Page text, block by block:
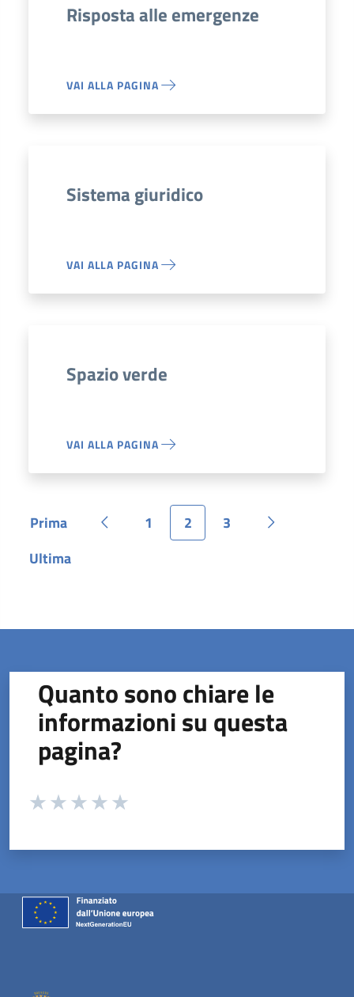
Risposta alle emergenze
VAI ALLA PAGINA
Sistema giuridico
VAI ALLA PAGINA
Spazio verde
VAI ALLA PAGINA
Pagina
Prima Pagina precedente
Pagina
1 Pagina
2 Pagina
3
Pagina
Pagina
Ultima
Quanto sono chiare le
informazioni su questa
pagina?
Valuta da 1 a 5 stelle la pagina